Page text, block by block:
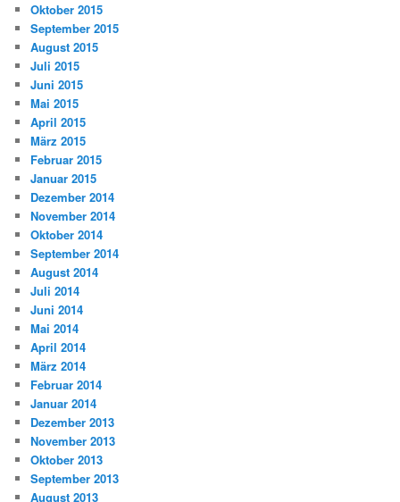
Oktober 2015
September 2015
August 2015
Juli 2015
Juni 2015
Mai 2015
April 2015
März 2015
Februar 2015
Januar 2015
Dezember 2014
November 2014
Oktober 2014
September 2014
August 2014
Juli 2014
Juni 2014
Mai 2014
April 2014
März 2014
Februar 2014
Januar 2014
Dezember 2013
November 2013
Oktober 2013
September 2013
August 2013